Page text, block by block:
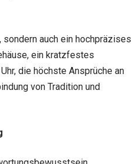
auch ein hochpräzises
ein kratzfestes
die höchste Ansprüche an
von Tradition und